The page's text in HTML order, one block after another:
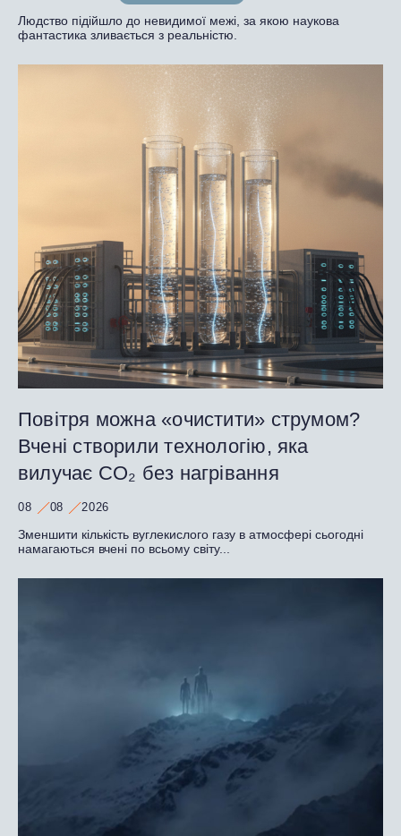
Людство підійшло до невидимої межі, за якою наукова
фантастика зливається з реальністю.
Повітря можна «очистити» струмом?
Вчені створили технологію, яка
вилучає CO₂ без нагрівання
08 08 2026
Зменшити кількість вуглекислого газу в атмосфері сьогодні
намагаються вчені по всьому світу...